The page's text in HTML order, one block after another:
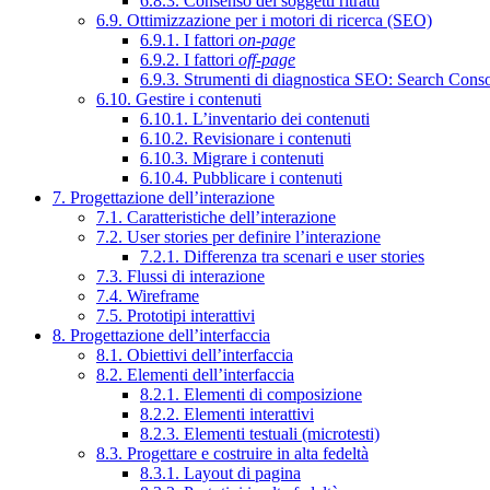
6.9. Ottimizzazione per i motori di ricerca (SEO)
6.9.1. I fattori on-page
6.9.2. I fattori off-page
6.9.3. Strumenti di diagnostica SEO: Search
6.10. Gestire i contenuti
6.10.1. L’inventario dei contenuti
6.10.2. Revisionare i contenuti
6.10.3. Migrare i contenuti
6.10.4. Pubblicare i contenuti
7. Progettazione dell’interazione
7.1. Caratteristiche dell’interazione
7.2. User stories per definire l’interazione
7.2.1. Differenza tra scenari e user stories
7.3. Flussi di interazione
7.4. Wireframe
7.5. Prototipi interattivi
8. Progettazione dell’interfaccia
8.1. Obiettivi dell’interfaccia
8.2. Elementi dell’interfaccia
8.2.1. Elementi di composizione
8.2.2. Elementi interattivi
8.2.3. Elementi testuali (microtesti)
8.3. Progettare e costruire in alta fedeltà
8.3.1. Layout di pagina